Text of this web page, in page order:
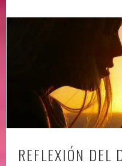
REFLEXIÓN